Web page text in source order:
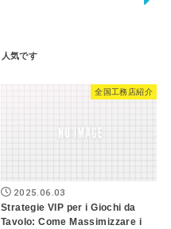
全国工務店紹介
2025.06.03
Strategie VIP per i Giochi da
Tavolo: Come Massimizzare i